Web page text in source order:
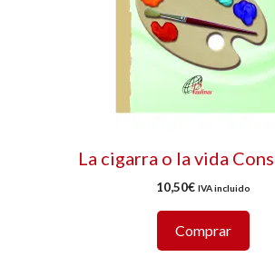
La cigarra o la vida
10,50€ IVA incluido
Comprar